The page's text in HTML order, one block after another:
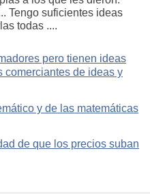
Tengo suficientes ideas
todas ....
pero tienen ideas
comerciantes de ideas y
y de las matemáticas
de que los precios suban